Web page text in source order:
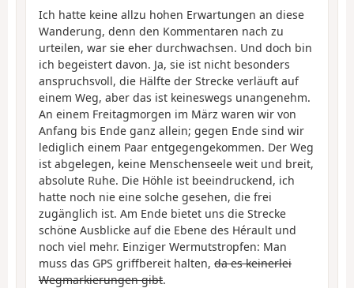
Ich hatte keine allzu hohen Erwartungen an diese
Wanderung, denn den Kommentaren nach zu
urteilen, war sie eher durchwachsen. Und doch bin
ich begeistert davon. Ja, sie ist nicht besonders
anspruchsvoll, die Hälfte der Strecke verläuft auf
einem Weg, aber das ist keineswegs unangenehm.
An einem Freitagmorgen im März waren wir von
Anfang bis Ende ganz allein; gegen Ende sind wir
lediglich einem Paar entgegengekommen. Der Weg
ist abgelegen, keine Menschenseele weit und breit,
absolute Ruhe. Die Höhle ist beeindruckend, ich
hatte noch nie eine solche gesehen, die frei
zugänglich ist. Am Ende bietet uns die Strecke
schöne Ausblicke auf die Ebene des Hérault und
noch viel mehr. Einziger Wermutstropfen: Man
muss das GPS griffbereit halten, da es keinerlei
Wegmarkierungen gibt.